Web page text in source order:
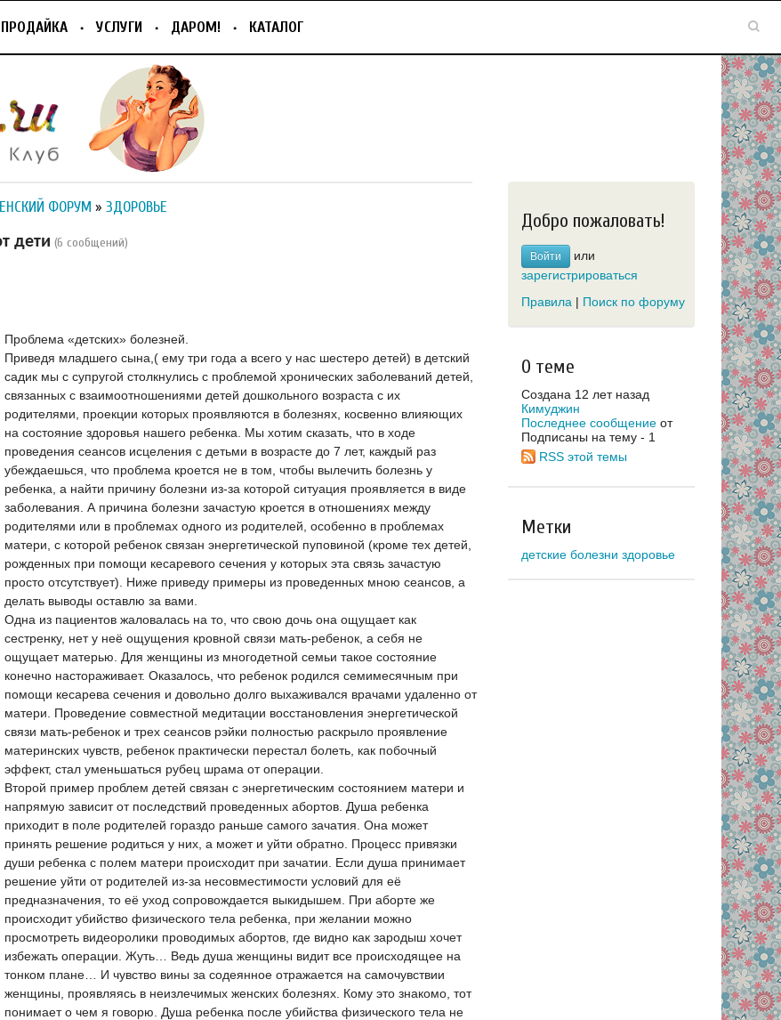
УСЛУГИ ДАРОМ! КАТАЛОГ
ФОРУМ » ЗДОРОВЬЕ
дети (6 сообщений)
Проблема «детских» болезней.
Приведя младшего сына,( ему три года а всего у нас шестеро детей) в детский
садик мы с супругой столкнулись с проблемой хронических заболеваний детей,
связанных с взаимоотношениями детей дошкольного возраста с их
родителями, проекции которых проявляются в болезнях, косвенно влияющих
на состояние здоровья нашего ребенка. Мы хотим сказать, что в ходе
проведения сеансов исцеления с детьми в возрасте до 7 лет, каждый раз
убеждаешься, что проблема кроется не в том, чтобы вылечить болезнь у
ребенка, а найти причину болезни из-за которой ситуация проявляется в виде
заболевания. А причина болезни зачастую кроется в отношениях между
родителями или в проблемах одного из родителей, особенно в проблемах
матери, с которой ребенок связан энергетической пуповиной (кроме тех детей,
рожденных при помощи кесаревого сечения у которых эта связь зачастую
просто отсутствует). Ниже приведу примеры из проведенных мною сеансов, а
делать выводы оставлю за вами.
Одна из пациентов жаловалась на то, что свою дочь она ощущает как
сестренку, нет у неё ощущения кровной связи мать-ребенок, а себя не
ощущает матерью. Для женщины из многодетной семьи такое состояние
конечно настораживает. Оказалось, что ребенок родился семимесячным при
помощи кесарева сечения и довольно долго выхаживался врачами удаленно от
матери. Проведение совместной медитации восстановления энергетической
связи мать-ребенок и трех сеансов рэйки полностью раскрыло проявление
материнских чувств, ребенок практически перестал болеть, как побочный
эффект, стал уменьшаться рубец шрама от операции.
Второй пример проблем детей связан с энергетическим состоянием матери и
напрямую зависит от последствий проведенных абортов. Душа ребенка
приходит в поле родителей гораздо раньше самого зачатия. Она может
принять решение родиться у них, а может и уйти обратно. Процесс привязки
души ребенка с полем матери происходит при зачатии. Если душа принимает
решение уйти от родителей из-за несовместимости условий для её
предназначения, то её уход сопровождается выкидышем. При аборте же
происходит убийство физического тела ребенка, при желании можно
просмотреть видеоролики проводимых абортов, где видно как зародыш хочет
избежать операции. Жуть… Ведь душа женщины видит все происходящее на
тонком плане… И чувство вины за содеянное отражается на самочувствии
женщины, проявляясь в неизлечимых женских болезнях. Кому это знакомо, тот
понимает о чем я говорю. Душа ребенка после убийства физического тела не
Добро пожаловать!
Войти
или
зарегистрироваться
Правила | Поиск по форуму
О теме
Создана 12 лет назад
Кимуджин
Последнее сообщение от
Подписаны на тему - 1
RSS этой темы
Метки
детские болезни здоровье